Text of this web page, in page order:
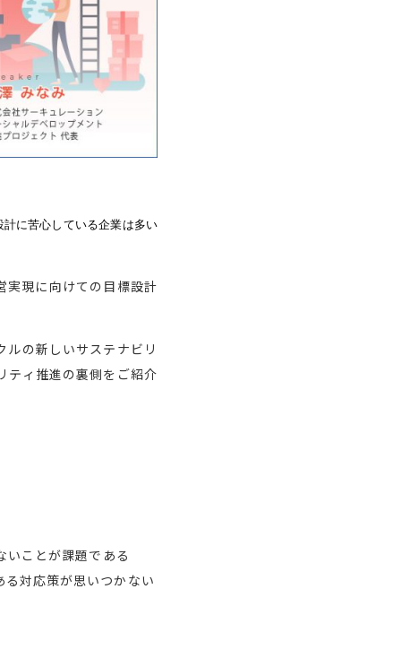
に苦心している企業は多い
実現に向けての目標設計
の新しいサステナビリ
ティ推進の裏側をご紹介
いことが課題である
る対応策が思いつかない